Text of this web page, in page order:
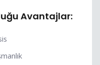
Avantajlar: